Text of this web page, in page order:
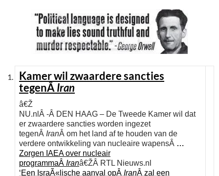
Kamer wil zwaardere sancties
tegenÂ Iran
â€Ž
NU.nlÂ -Â DEN HAAG – De Tweede Kamer wil dat
er zwaardere sancties worden ingezet
tegenÂ IranÂ om het land af te houden van de
verdere ontwikkeling van nucleaire wapensÂ …
Zorgen IAEA over nucleair
programmaÂ Iranâ€ŽÂ RTL Nieuws.nl
‘Een IsraÃ«lische aanval opÂ IranÂ zal een